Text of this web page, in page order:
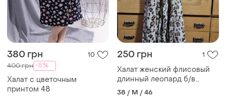
380 грн 10
400 грн -5%
Халат с цветочным
принтом 48
250 грн 1
Халат женский флисовый
длинный леопард б/в
размер м
38 / M / 46